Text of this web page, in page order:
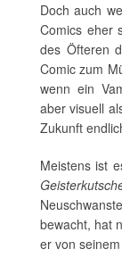
Doch auch
Comics eher
des Öfteren
Comic zum
wenn ein
aber visuell
Zukunft
Meistens ist
bewacht, hat
er von